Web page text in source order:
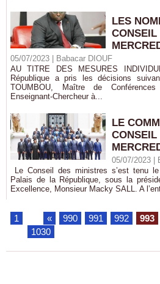
LES
CONSEIL
05/07/2023 |
Babacar DIOUF
AU TITRE DES MESURES
République a pris les décisions
TOUMBOU, Maître de
Enseignant-Chercheur à...
LE
CONSEIL
05/07/2023 |
Le Conseil des ministres s’est tenu
Palais de la République, sous la
Excellence, Monsieur Macky SALL. A
1 « 990 991 992 993
1030